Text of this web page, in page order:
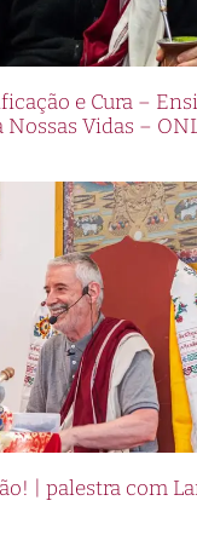
e Cura –
Nossas Vidas –
| palestra com